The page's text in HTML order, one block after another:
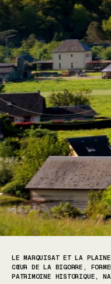
LE MARQUISAT ET LA
CŒUR DE LA BIGORRE,
PATRIMOINE HISTORIQUE,